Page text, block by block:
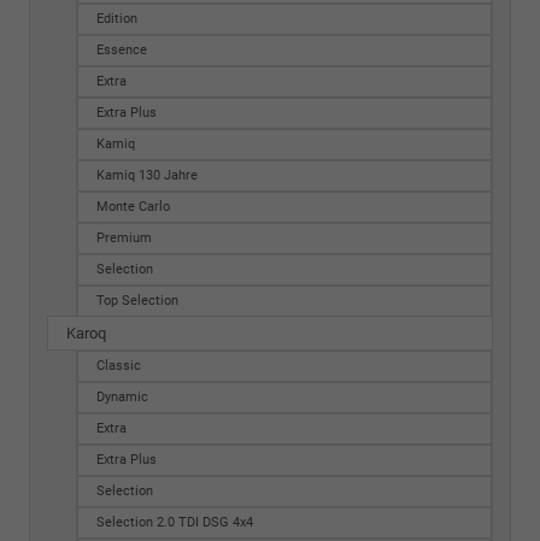
Edition
Essence
Extra
Extra Plus
Kamiq
Kamiq 130 Jahre
Monte Carlo
Premium
Selection
Top Selection
Karoq
Classic
Dynamic
Extra
Extra Plus
Selection
Selection 2.0 TDI DSG 4x4